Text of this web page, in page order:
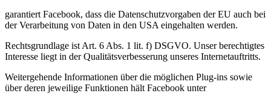
garantiert Facebook, dass die Datenschutzvorgaben der EU auch bei
der Verarbeitung von Daten in den USA eingehalten werden.
Rechtsgrundlage ist Art. 6 Abs. 1 lit. f) DSGVO. Unser berechtigtes
Interesse liegt in der Qualitätsverbesserung unseres Internetauftritts.
Weitergehende Informationen über die möglichen Plug-ins sowie
über deren jeweilige Funktionen hält Facebook unter